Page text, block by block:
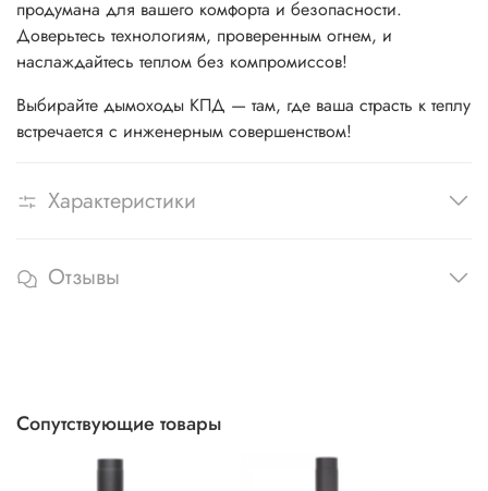
продумана для вашего комфорта и безопасности.
Доверьтесь технологиям, проверенным огнем, и
наслаждайтесь теплом без компромиссов!
Выбирайте дымоходы КПД — там, где ваша страсть к теплу
встречается с инженерным совершенством!
Характеристики
Отзывы
Сопутствующие товары